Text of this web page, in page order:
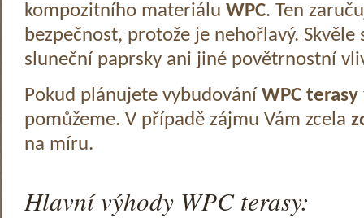
kompozitního materiálu WPC. Ten
bezpečnost, protože je nehořlavý.
sluneční paprsky ani jiné povětrnostní
Pokud plánujete vybudování WPC terasy
pomůžeme. V případě zájmu Vám zcela
na míru.
Hlavní výhody WPC terasy: